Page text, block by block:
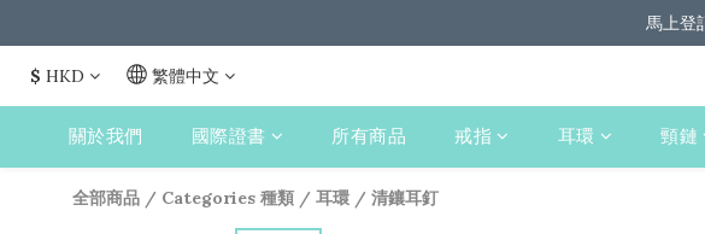
馬上登
馬上登
全
$ HKD 繁體中文
關於我們 國際證書 所有商品 戒指 耳環 頸鏈
全部商品 / Categories 種類 / 耳環 / 清鑲耳釘